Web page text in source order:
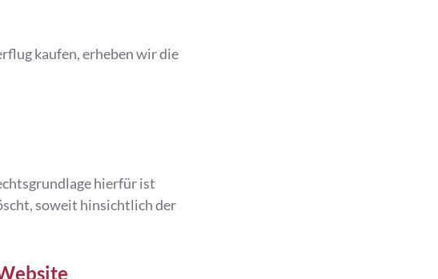
kaufen, erheben wir die
hierfür ist
soweit hinsichtlich der